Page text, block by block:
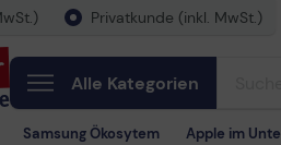
Privatkunde (inkl. MwSt.)
Alle Kategorien
Samsung Ökosytem Apple im